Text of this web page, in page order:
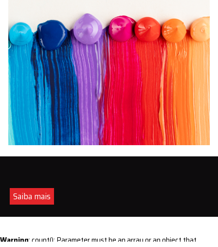
Saiba mais
Warning: count(): Parameter must be an array or an object that